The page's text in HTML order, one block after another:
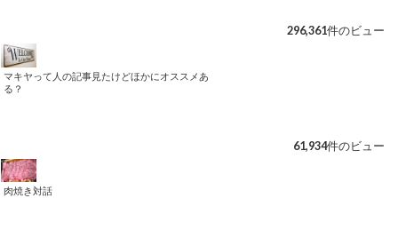
296,361件のビュー
マキヤって人の記事見たけどほかにオススメあ
る？
61,934件のビュー
肉焼き対話